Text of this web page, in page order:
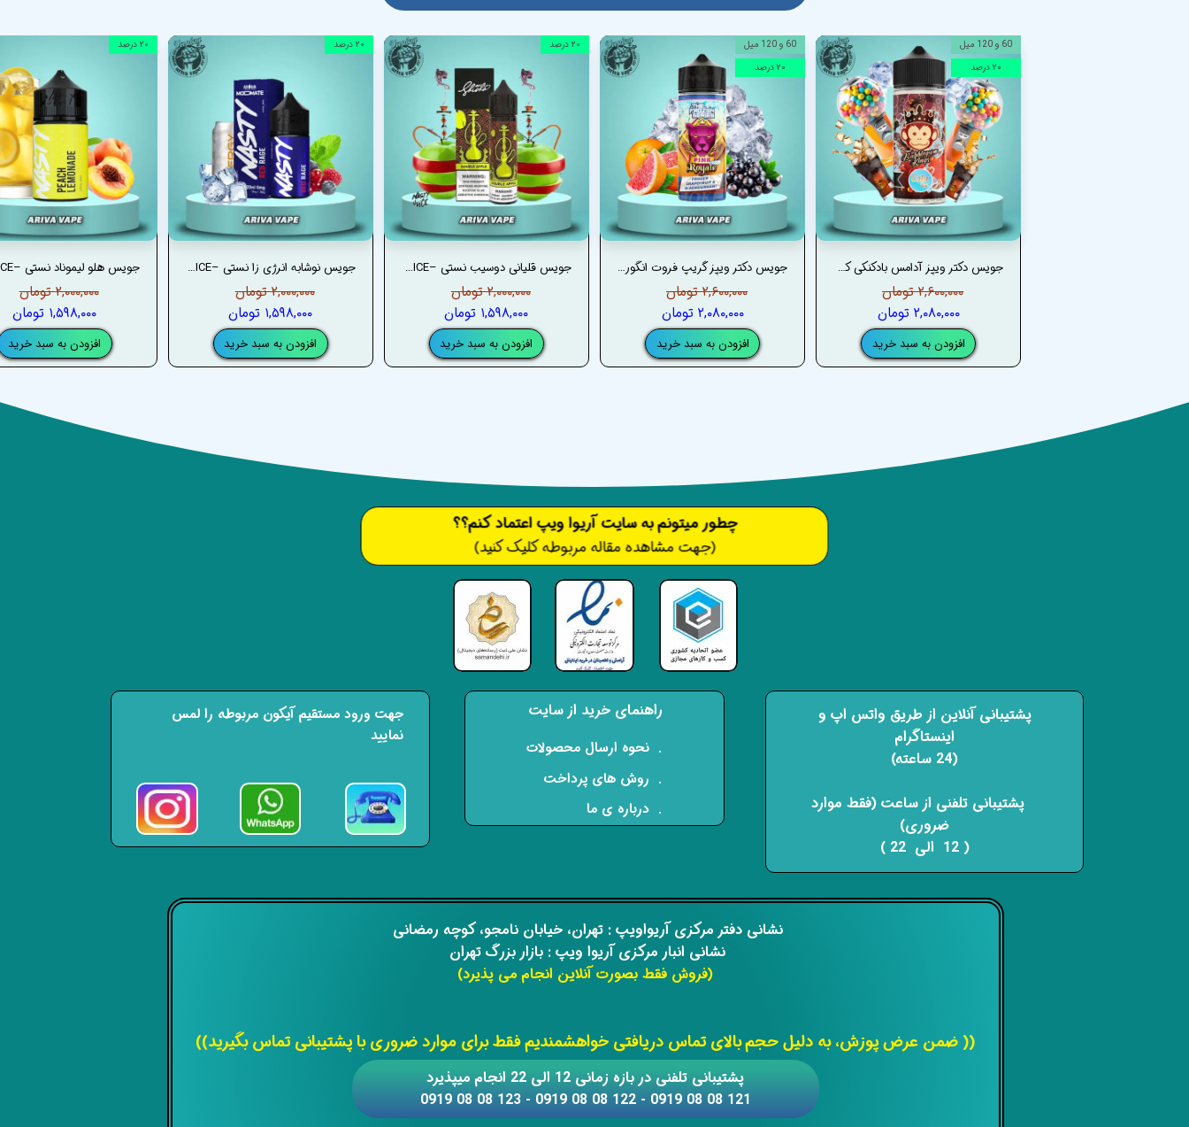
۲,۰۰۰,۰۰۰ تومان
۱,۵۹۸,۰۰۰ تومان
افزودن به سبد خرید
۲۰ درصد
جویس نوشابه انرژی زا نستی –NASTY RED RAGE JUICE
۲,۰۰۰,۰۰۰ تومان
۱,۵۹۸,۰۰۰ تومان
افزودن به سبد خرید
۲۰ درصد
جویس قلیانی دوسیب نستی –NASTY DOUBLE APPLE SHISHA JUICE
۲,۰۰۰,۰۰۰ تومان
۱,۵۹۸,۰۰۰ تومان
افزودن به سبد خرید
۲۰ درصد
جویس دکتر ویپز گریپ فروت انگور فرنگی یخ (رویال) – DRVAPES PINK FROZEN ROYALE JUICE
۲,۶۰۰,۰۰۰ تومان
۲,۰۸۰,۰۰۰ تومان
افزودن به سبد خرید
60 و 120 میل
۲۰ درصد
جویس دکتر ویپز آدامس بادکنکی کولا یخ– DRVAPES BUBBLEGUM KINGS COLA JUICE
۲,۶۰۰,۰۰۰ تومان
۲,۰۸۰,۰۰۰ تومان
افزودن به سبد خرید
60 و 120 میل
۲۰ درصد
​​نشانی دفتر مرکزی آریواویپ : تهران، خیابان نامجو،کوچه رمضانی
نشانی انبار مرکزی آریوا ویپ : بازار بزرگ تهران
(فروش فقط بصورت آنلاین انجام می پذیرد)
(( ضمن عرض پوزش، به دلیل حجم بالای تماس دریافتی خواهشمندیم فقط برای موارد ضروری با پشتیبانی تماس بگیرید))
​​پشتیبانی تلفنی در بازه زمانی 12 الی 22 انجام میپذیرد
121 08 08 0919 - 122 08 08 0919 - 123 08 08 0919
​​​چطور میتونم به سایت آریوا ویپ اعتماد کنم؟؟
(جهت مشاهده مقاله مربوطه کلیک کنید)
راهنمای خرید از سایت
​. نحوه ارسال محصولات
. روش های پرداخت
. درباره ی ما
پشتیبانی آنلاین از طریق واتس اپ و
اینستاگرام
(24 ساعته)
​​​​​​​ پشتیبانی تلفنی از ساعت (فقط موارد
ضروری)
( 12 الی 22 ) ​​​​​​​
جهت ورود مستقیم آیکون مربوطه را لمس
نمایید